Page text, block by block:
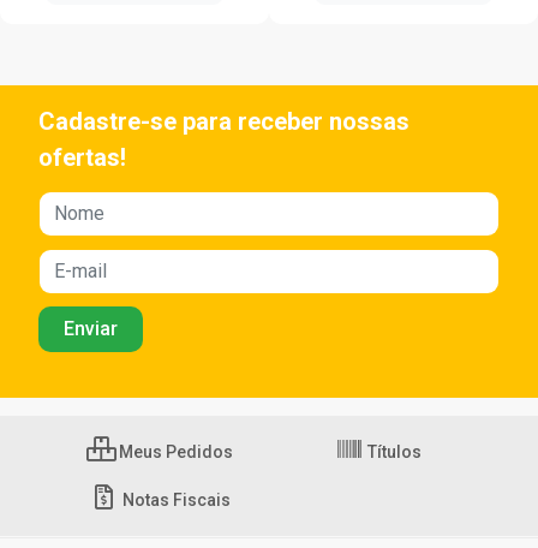
Cadastre-se para receber nossas
ofertas!
Meus Pedidos Títulos
Notas Fiscais